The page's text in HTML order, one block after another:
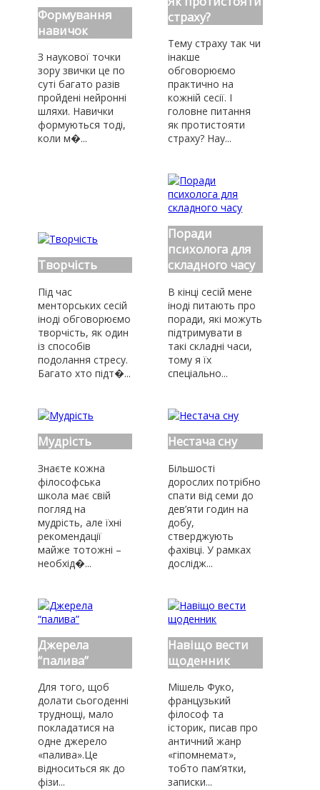
Формування
навичок
З наукової точки
зору звички це по
суті багато разів
пройдені нейронні
шляхи. Навички
формуються тоді,
коли м�...
страху?
Тему страху так чи
інакше
обговорюємо
практично на
кожній сесії. І
головне питання
як протистояти
страху? Нау...
Творчість
Під час
менторських сесій
іноді обговорюємо
творчість, як один
із способів
подолання стресу.
Багато хто підт�...
Поради
психолога для
складного часу
В кінці сесій мене
іноді питають про
поради, які можуть
підтримувати в
такі складні часи,
тому я їх
спеціально...
Мудрість
Знаєте кожна
філософська
школа має свій
погляд на
мудрість, але їхні
рекомендації
майже тотожні –
необхід�...
Нестача сну
Більшості
дорослих потрібно
спати від семи до
дев’яти годин на
добу,
стверджують
фахівці. У рамках
дослідж...
Джерела
“палива”
Для того, щоб
долати сьогоденні
труднощі, мало
покладатися на
одне джерело
«палива».Це
відноситься як до
фізи...
Навіщо вести
щоденник
Мішель Фуко,
французький
філософ та
історик, писав про
античний жанр
«гіпомнемат»,
тобто пам’ятки,
записки...